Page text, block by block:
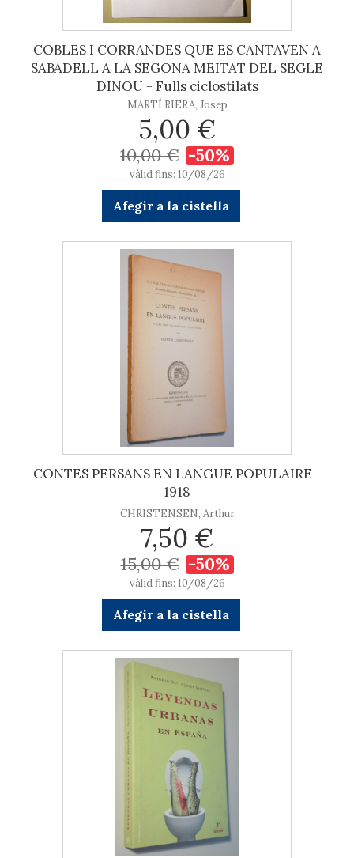
COBLES I CORRANDES QUE ES CANTAVEN A
SABADELL A LA SEGONA MEITAT DEL SEGLE
DINOU - Fulls ciclostilats
MARTÍ RIERA, Josep
5,00 €
10,00 € -50%
vàlid fins: 10/08/26
Afegir a la cistella
CONTES PERSANS EN LANGUE POPULAIRE -
1918
CHRISTENSEN, Arthur
7,50 €
15,00 € -50%
vàlid fins: 10/08/26
Afegir a la cistella